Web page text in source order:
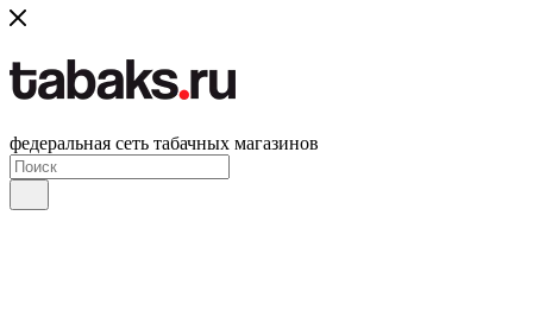
федеральная сеть табачных магазинов